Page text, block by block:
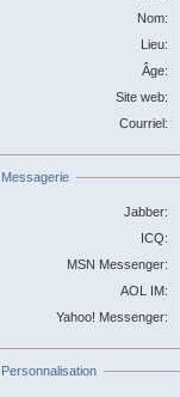
Nom:
Lieu:
Âge:
Site web:
Courriel:
Messagerie
Jabber:
ICQ:
MSN Messenger:
AOL IM:
Yahoo! Messenger:
Personnalisation